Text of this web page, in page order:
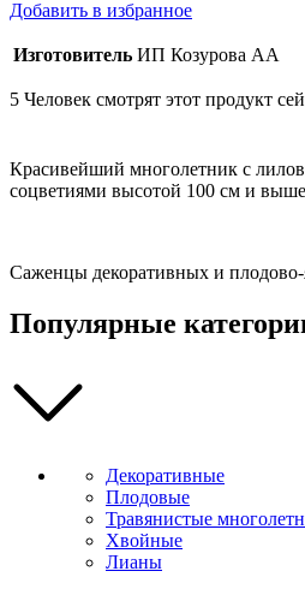
Добавить в избранное
Изготовитель ИП Козурова АА
5 Человек смотрят этот продукт
Красивейший многолетник с
соцветиями высотой 100 см и
Саженцы декоративных и плодово-
Популярные
Декоративные
Плодовые
Травянистые
Хвойные
Лианы